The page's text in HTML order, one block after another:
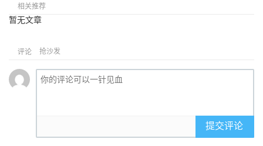
相关推荐
暂无文章
评论 抢沙发
提交评论